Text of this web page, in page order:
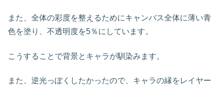
また、全体の彩度を整えるためにキャンバス全体に薄い青
色を塗り、不透明度を5％にしています。
こうすることで背景とキャラが馴染みます。
また、逆光っぽくしたかったので、キャラの縁をレイヤー